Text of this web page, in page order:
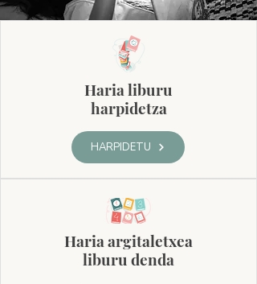
Haria liburu
harpidetza
HARPIDETU
Haria argitaletxea
liburu denda